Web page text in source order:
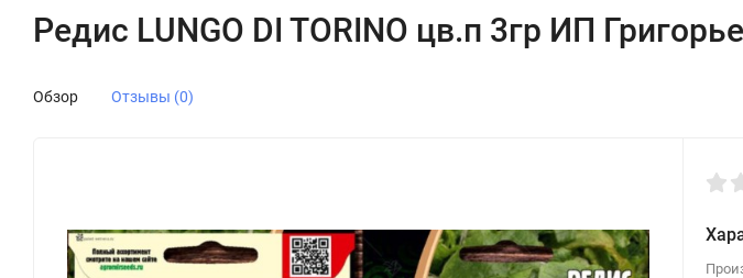
Редис LUNGO DI TORINO цв.п 3гр ИП
Обзор Отзывы (0)